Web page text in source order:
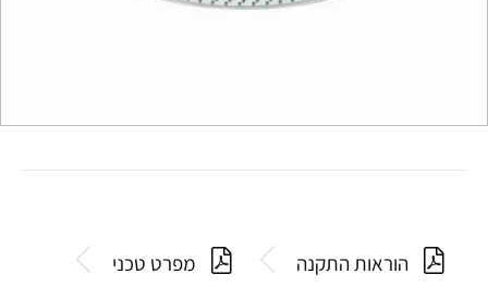
הוראות התקנה מפרט טכני